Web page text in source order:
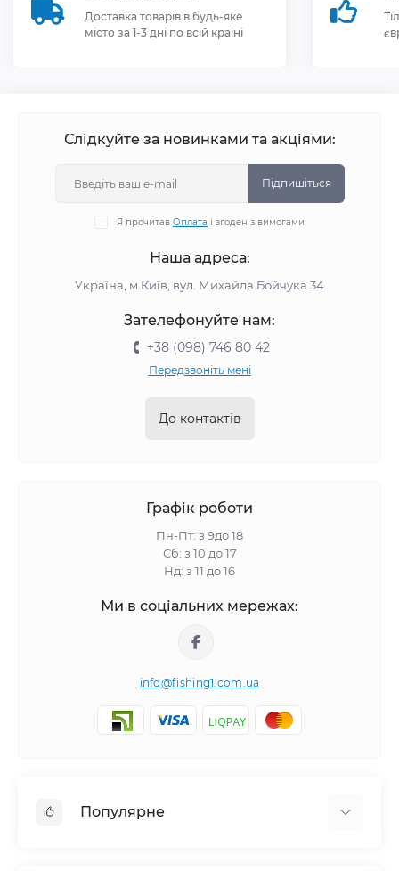
Доставка товарів в будь-яке
місто за 1-3 дні по всій країні
Слідкуйте за новинками та акціями:
Підпишіться
Я прочитав Оплата і згоден з вимогами
Наша адреса:
Україна, м.Київ, вул. Михайла Бойчука 34
Зателефонуйте нам:
+38 (098) 746 80 42
Передзвоніть мені
До контактів
Графік роботи
Пн-Пт: з 9до 18
Сб: з 10 до 17
Нд: з 11 до 16
Ми в соціальних мережах:
info@fishing1.com.ua
Популярне